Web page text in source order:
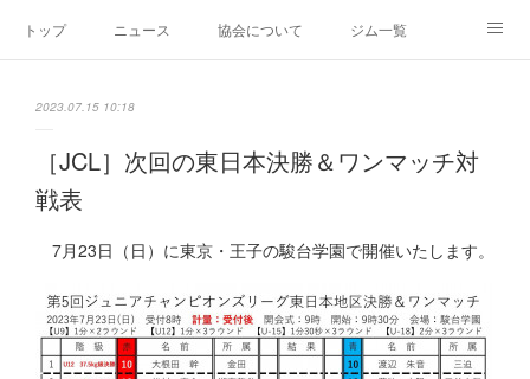
トップ ニュース 協会について ジム一覧
2023.07.15 10:18
［JCL］次回の東日本決勝＆ワンマッチ対
戦表
7月23日（日）に東京・王子の駿台学園で開催いたします。